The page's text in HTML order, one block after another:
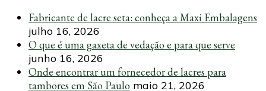
Fabricante de lacre seta: conheça a Maxi Embalagens
julho 16, 2026
O que é uma gaxeta de vedação e para que serve
junho 16, 2026
Onde encontrar um fornecedor de lacres para
tambores em São Paulo maio 21, 2026